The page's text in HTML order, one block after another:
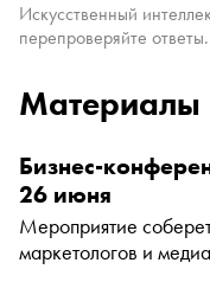
Искусственный
перепроверяйте ответы.
Материалы
Бизнес-
26 июня
Мероприятие
маркетологов и